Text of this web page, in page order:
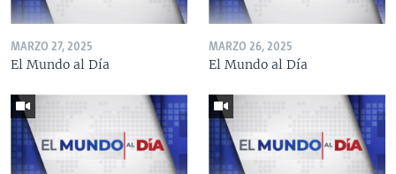
MARZO 27, 2025
El Mundo al Día
MARZO 26, 2025
El Mundo al Día